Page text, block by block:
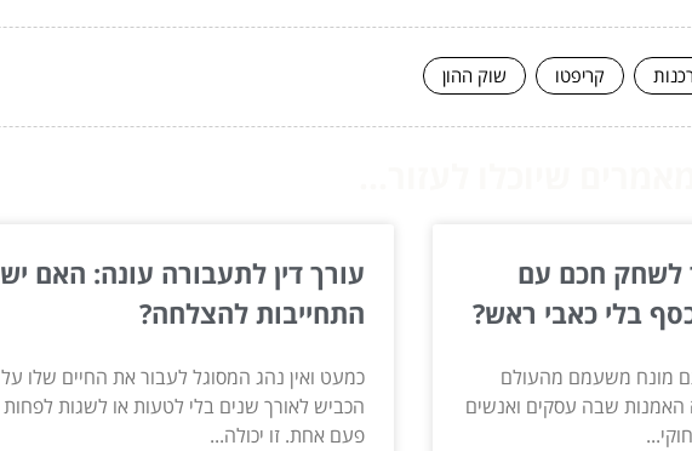
קריפטו שוק ההון
לשחק חכם עם
בלי כאבי ראש?
מונח משעמם מהעולם
האמנות שבה עסקים ואנשים
עורך דין לתעבורה עונה: האם יש
התחייבות להצלחה?
כמעט ואין נהג המסוגל לעבור את החיים שלו על
הכביש לאורך שנים בלי לטעות או לשגות לפחות
פעם אחת. זו יכולה...